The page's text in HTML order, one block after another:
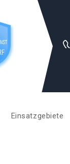
Einsatzgebiete